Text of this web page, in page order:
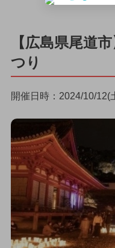
【広島県尾道
つり
開催日時：2024/10/12(